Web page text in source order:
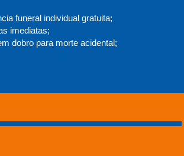
funeral individual gratuita;
imediatas;
dobro para morte acidental;